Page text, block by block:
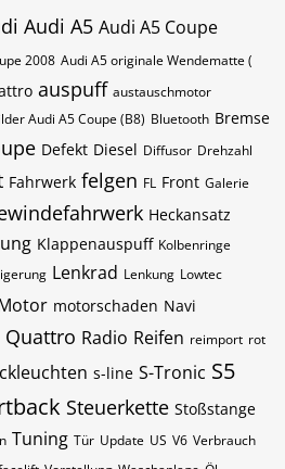
Audi A5 Audi A5 Coupe
2008 Audi A5 originale Wendematte (
auspuff austauschmotor
Audi A5 Coupe (B8) Bluetooth Bremse
Defekt Diesel Diffusor Drehzahl
Fahrwerk felgen FL Front Galerie
Heckansatz
Klappenauspuff Kolbenringe
Lenkrad Lenkung Lowtec
motorschaden Navi
Quattro Radio Reifen reimport rot
s-line S-Tronic S5
Steuerkette Stoßstange
Tuning Tür Update US V6 Verbrauch